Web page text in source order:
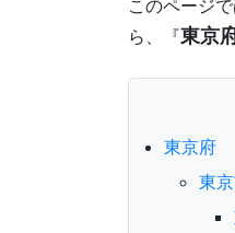
このページ
ら、『東京
東京府
東